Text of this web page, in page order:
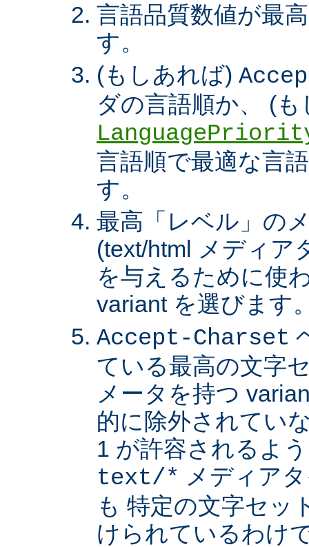
言語品質数値が最
す。
(もしあれば)
ダの言語順か、 (
言語順で最適な言
す。
最高「レベル」の
(text/html メディア
を与えるために使
variant を選びます
Accept-Charset
ている最高の文字
メータを持つ
的に除外されてい
1 が許容されるよ
text/* メディア
も 特定の文字セッ
けられているわけ